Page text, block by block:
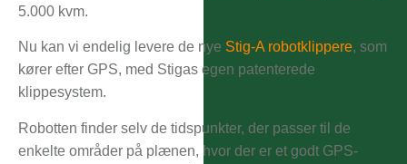
5.000 kvm.
Nu kan vi endelig levere de nye Stig-A robotklippere, som
kører efter GPS, med Stigas egen patenterede
klippesystem.
Robotten finder selv de tidspunkter, der passer til de
enkelte områder på plænen, hvor der er et godt GPS-